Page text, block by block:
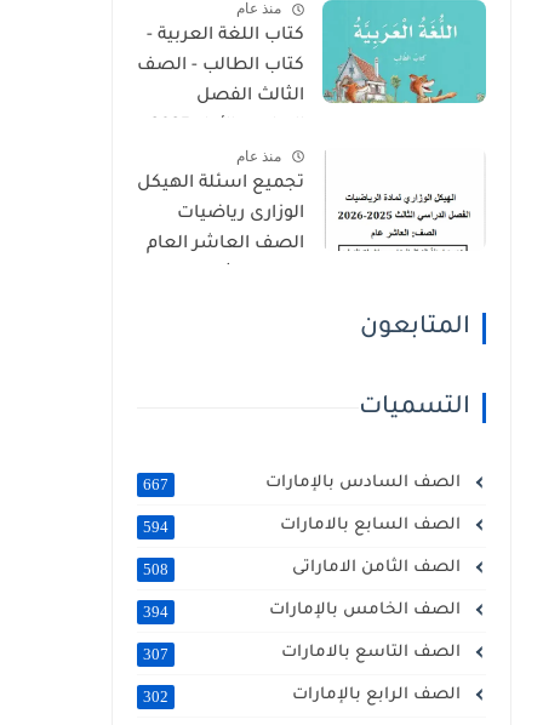
2026منذ عام
كتاب اللغة العربية -
كتاب الطالب - الصف
الثالث الفصل
2026 منهج الإماراتمنذ عام
تجميع اسئلة الهيكل
الوزارى رياضيات
الصف العاشر العام
المتابعون
التسميات
الصف السادس بالإمارات 667
الصف السابع بالامارات 594
الصف الثامن الاماراتى 508
الصف الخامس بالإمارات 394
الصف التاسع بالامارات 307
الصف الرابع بالإمارات 302